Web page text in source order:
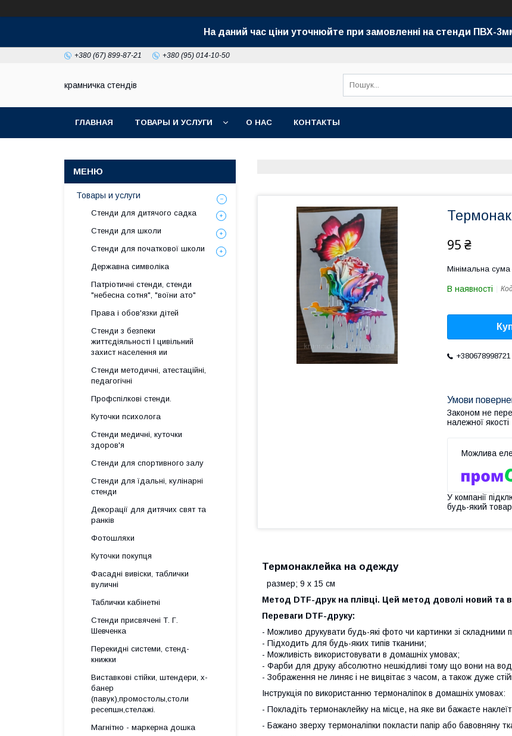
На даний час ціни уточнюйте при замовленні на стенди ПВХ-
+380 (67) 899-87-21 +380 (95) 014-10-50
крамничка стендів
ГЛАВНАЯ ТОВАРЫ И УСЛУГИ О НАС КОНТАКТЫ
95 ₴
Мінімальна
В наявності
+380678998721
Законом не
належної якості
У компанії
будь-який
Термонаклейка на одежду
размер; 9 х 15 см
Метод DTF-друк на плівці. Цей метод доволі новий та
Переваги DTF-друку:
- Можливо друкувати будь-які фото чи картинки зі
- Підходить для будь-яких типів тканини;
- Можливість використовувати в домашніх умовах;
- Фарби для друку абсолютно нешкідливі тому що вони на
- Зображення не линяє і не вицвітає з часом, а також дуже
Інструкція по використанню термоналіпок в домашніх умовах:
- Покладіть термонаклейку на місце, на яке ви бажаєте
- Бажано зверху термоналіпки покласти папір або бавовняну
Товары и услуги
Стенди для дитячого садка
Стенди для школи
Стенди для початкової школи
Державна символіка
Патріотичні стенди, стенди
"небесна сотня", "воїни ато"
Права і обов'язки дітей
Стенди з безпеки
життєдіяльності І цивільний
захист населення ии
Стенди методичні, атестаційні,
педагогічні
Профспілкові стенди.
Куточки психолога
Стенди медичні, куточки
здоров'я
Стенди для спортивного залу
Стенди для їдальні, кулінарні
стенди
Декорації для дитячих свят та
ранків
Фотошляхи
Куточки покупця
Фасадні вивіски, таблички
вуличні
Таблички кабінетні
Стенди присвячені Т. Г.
Шевченка
Перекидні системи, стенд-
книжки
Виставкові стійки, штендери, х-
банер
(павук),промостолы,столи
ресепшн,стелажі.
Магнітно - маркерна дошка